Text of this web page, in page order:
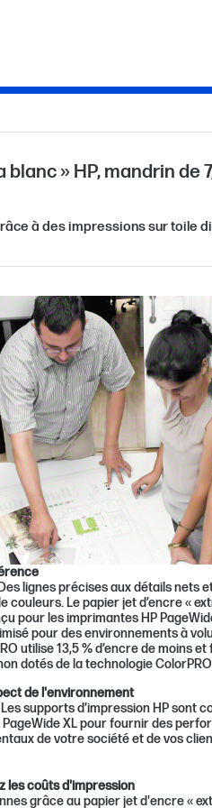
blanc » HP, mandrin de
à des impressions sur toile
lignes précises aux détails nets
Le papier jet d’encre «
pour les imprimantes HP
pour des environnements à
utilise 13,5 % d’encre de moins
dotés de la technologie
de l'environnement
supports d’impression HP sont
PageWide XL pour fournir des
de votre société et de vos
les coûts d'impression
grâce au papier jet d'encre «